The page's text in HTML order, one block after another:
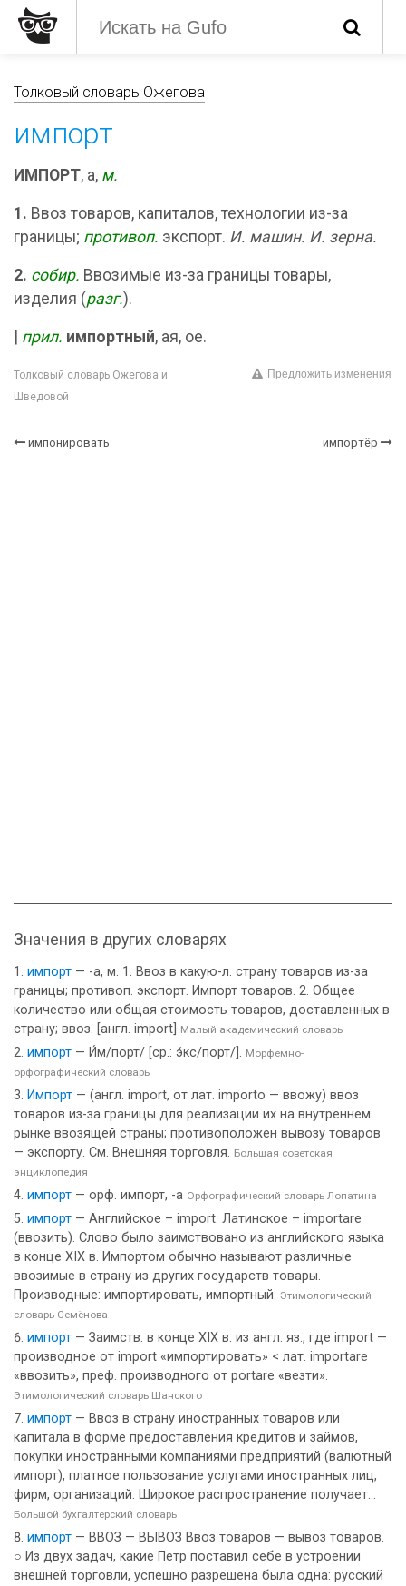
Толковый словарь Ожегова
импорт
И МПОРТ, а, м.
1. Ввоз товаров, капиталов, технологии из-за
границы; противоп. экспорт. И. машин. И. зерна.
2. собир. Ввозимые из-за границы товары,
изделия (разг.).
прил. импортный, ая, ое.
Толковый словарь Ожегова и
Шведовой
Предложить изменения
импонировать импортёр
Значения в других словарях
импорт — -а, м. 1. Ввоз в какую-л. страну товаров из-за
границы; противоп. экспорт. Импорт товаров. 2. Общее
количество или общая стоимость товаров, доставленных в
страну; ввоз. [англ. import]
Малый академический словарь
импорт — И́м/порт/ [ср.: э́кс/порт/]. Морфемно-
орфографический словарь
Импорт — (англ. import, от лат. importo — ввожу) ввоз
товаров из-за границы для реализации их на внутреннем
рынке ввозящей страны; противоположен вывозу товаров
— экспорту. См. Внешняя торговля. Большая советская
энциклопедия
импорт — орф. импорт, -а Орфографический словарь Лопатина
импорт — Английское – import. Латинское – importare
(ввозить). Слово было заимствовано из английского языка
в конце XIX в. Импортом обычно называют различные
ввозимые в страну из других государств товары.
Производные: импортировать, импортный. Этимологический
словарь Семёнова
импорт — Заимств. в конце XIX в. из англ. яз., где import —
производное от import «импортировать» < лат. importare
«ввозить», преф. производного от portare «везти».
Этимологический словарь Шанского
импорт — Ввоз в страну иностранных товаров или
капитала в форме предоставления кредитов и займов,
покупки иностранными компаниями предприятий (валютный
импорт), платное пользование услугами иностранных лиц,
фирм, организаций. Широкое распространение получает...
Большой бухгалтерский словарь
импорт — ВВОЗ — ВЫВОЗ Ввоз товаров — вывоз товаров.
○ Из двух задач, какие Петр поставил себе в устроении
внешней торговли, успешно разрешена была одна: русский